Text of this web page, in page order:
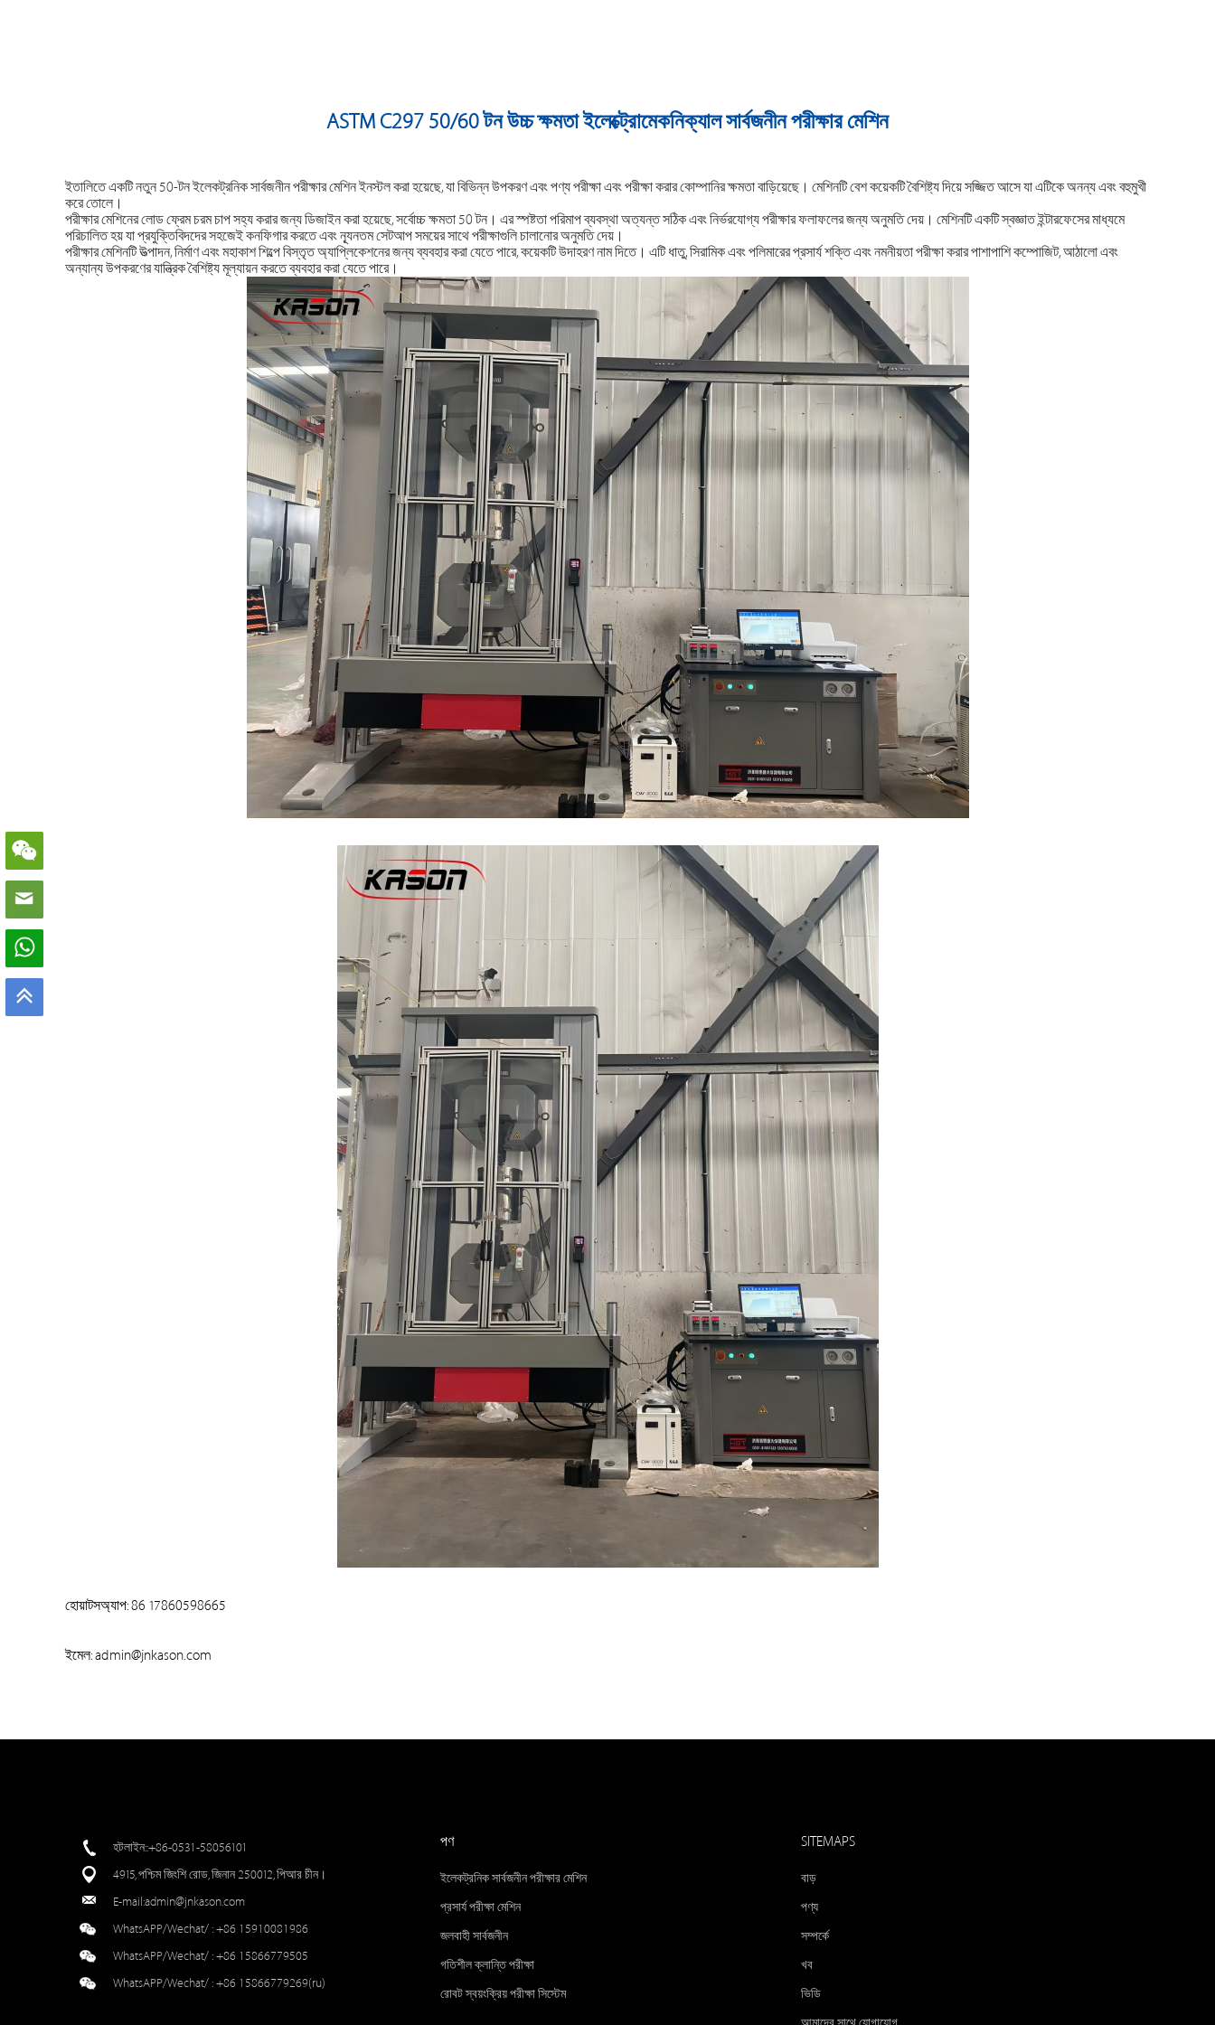
ASTM C297 50/60 টন উচ্চ ক্ষমতা ইলেক্ট্রোমেকনিক্যাল সার্বজনীন পরীক্ষার মেশিন
ইতালিতে একটি নতুন 50-টন ইলেকট্রনিক সার্বজনীন পরীক্ষার মেশিন ইনস্টল করা হয়েছে, যা বিভিন্ন উপকরণ এবং পণ্য পরীক্ষা এবং পরীক্ষা করার কোম্পানির ক্ষমতা বাড়িয়েছে। মেশিনটি বেশ কয়েকটি বৈশিষ্ট্য দিয়ে সজ্জিত আসে যা এটিকে অনন্য এবং বহুমুখী
করে তোলে।
পরীক্ষার মেশিনের লোড ফ্রেম চরম চাপ সহ্য করার জন্য ডিজাইন করা হয়েছে, সর্বোচ্চ ক্ষমতা 50 টন। এর স্পষ্টতা পরিমাপ ব্যবস্থা অত্যন্ত সঠিক এবং নির্ভরযোগ্য পরীক্ষার ফলাফলের জন্য অনুমতি দেয়। মেশিনটি একটি স্বজ্ঞাত ইন্টারফেসের মাধ্যমে
পরিচালিত হয় যা প্রযুক্তিবিদদের সহজেই কনফিগার করতে এবং ন্যূনতম সেটআপ সময়ের সাথে পরীক্ষাগুলি চালানোর অনুমতি দেয়।
পরীক্ষার মেশিনটি উত্পাদন, নির্মাণ এবং মহাকাশ শিল্পে বিস্তৃত অ্যাপ্লিকেশনের জন্য ব্যবহার করা যেতে পারে, কয়েকটি উদাহরণ নাম দিতে। এটি ধাতু, সিরামিক এবং পলিমারের প্রসার্য শক্তি এবং নমনীয়তা পরীক্ষা করার পাশাপাশি কম্পোজিট, আঠালো এবং
অন্যান্য উপকরণের যান্ত্রিক বৈশিষ্ট্য মূল্যায়ন করতে ব্যবহার করা যেতে পারে।
হোয়াটসঅ্যাপ: 86 17860598665
ইমেল: admin@jnkason.com
হটলাইন::+86-0531-58056101
4915, পশ্চিম জিংশি রোড, জিনান 250012, পিআর চীন।
E-mail:admin@jnkason.com
WhatsAPP/Wechat/ : +86 15910081986
WhatsAPP/Wechat/ : +86 15866779505
WhatsAPP/Wechat/ : +86 15866779269(ru)
পণ
ইলেকট্রনিক সার্বজনীন পরীক্ষার মেশিন
প্রসার্য পরীক্ষা মেশিন
জলবাহী সার্বজনীন
গতিশীল ক্লান্তি পরীক্ষা
রোবট স্বয়ংক্রিয় পরীক্ষা সিস্টেম
SITEMAPS
বাড়
পণ্য
সম্পর্কে
খব
ভিডি